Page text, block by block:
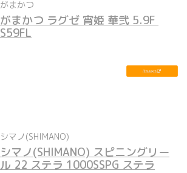
がまかつ
がまかつ ラグゼ 宵姫 華弐 5.9F
S59FL
シマノ(SHIMANO)
シマノ(SHIMANO) スピニングリー
ル 22 ステラ 1000SSPG ステラ